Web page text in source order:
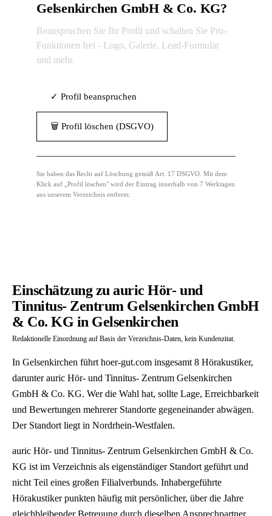
Gelsenkirchen GmbH & Co. KG?
Beanspruchen Sie Ihr Profil und schalten Sie Pro-
Funktionen frei - Logo, Galerie, Lead-Formular
und mehr.
✓ Profil beanspruchen
🗑 Profil löschen (DSGVO)
Sie haben das Recht auf Löschung gemäß Art. 17 DSGVO. Mit dem
Klick auf „Profil löschen" wird der Eintrag innerhalb von 7 Werktagen
aus unserem Verzeichnis entfernt.
Einschätzung zu auric Hör- und
Tinnitus- Zentrum Gelsenkirchen GmbH
& Co. KG in Gelsenkirchen
Redaktionelle Einordnung auf Basis der Verzeichnis-Daten, kein Kundenzitat.
In Gelsenkirchen führt hoer-gut.com insgesamt 8 Hörakustiker,
darunter auric Hör- und Tinnitus- Zentrum Gelsenkirchen
GmbH & Co. KG. Wer die Wahl hat, sollte Lage, Erreichbarkeit
und Bewertungen mehrerer Standorte gegeneinander abwägen.
Der Standort liegt in Nordrhein-Westfalen.
auric Hör- und Tinnitus- Zentrum Gelsenkirchen GmbH & Co.
KG ist im Verzeichnis als eigenständiger Standort geführt und
nicht Teil eines großen Filialverbunds. Inhabergeführte
Hörakustiker punkten häufig mit persönlicher, über die Jahre
gleichbleibender Betreuung durch dieselben Ansprechpartner.